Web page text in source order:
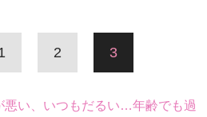
2 3
い、いつもだるい…年齢でも過